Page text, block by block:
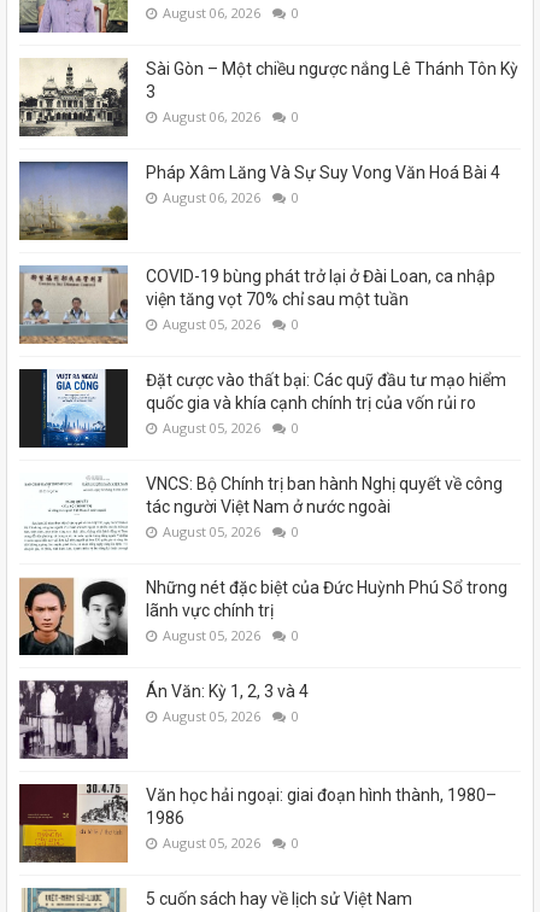
August 06, 2026 0
Sài Gòn – Một chiều ngược nắng Lê Thánh Tôn Kỳ
3
August 06, 2026 0
Pháp Xâm Lăng Và Sự Suy Vong Văn Hoá Bài 4
August 06, 2026 0
COVID-19 bùng phát trở lại ở Đài Loan, ca nhập
viện tăng vọt 70% chỉ sau một tuần
August 05, 2026 0
Đặt cược vào thất bại: Các quỹ đầu tư mạo hiểm
quốc gia và khía cạnh chính trị của vốn rủi ro
August 05, 2026 0
VNCS: Bộ Chính trị ban hành Nghị quyết về công
tác người Việt Nam ở nước ngoài
August 05, 2026 0
Những nét đặc biệt của Đức Huỳnh Phú Sổ trong
lãnh vực chính trị
August 05, 2026 0
Án Văn: Kỳ 1, 2, 3 và 4
August 05, 2026 0
Văn học hải ngoại: giai đoạn hình thành, 1980–
1986
August 05, 2026 0
5 cuốn sách hay về lịch sử Việt Nam